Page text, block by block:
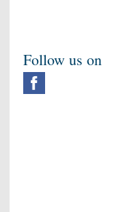
Follow us on